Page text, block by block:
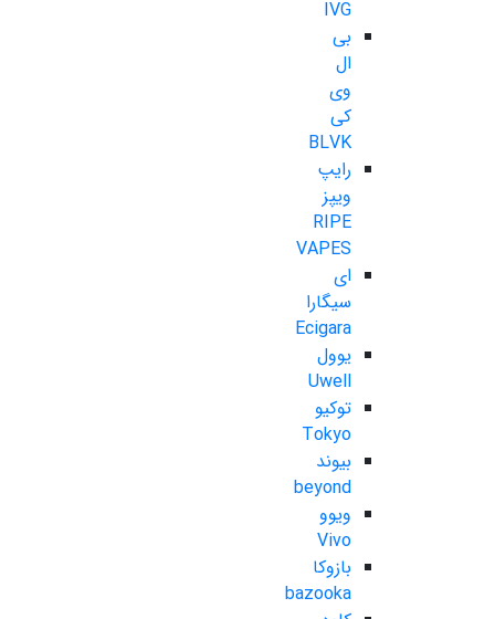
IVG
بی
ال
وی
کی
BLVK
رایپ
ویپز
RIPE
VAPES
ای
سیگارا
Ecigara
یوول
Uwell
توکیو
Tokyo
بیوند
beyond
ویوو
Vivo
بازوکا
bazooka